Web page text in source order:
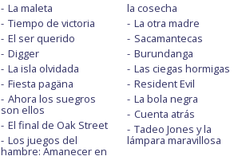
La maleta
Tiempo de victoria
El ser querido
Digger
La isla olvidada
Fiesta pagäna
Ahora los suegros
son ellos
El final de Oak Street
Los juegos del
hambre: Amanecer en
la cosecha
La otra madre
Sacamantecas
Burundanga
Las ciegas hormigas
Resident Evil
La bola negra
Cuenta atrás
Tadeo Jones y la
lámpara maravillosa